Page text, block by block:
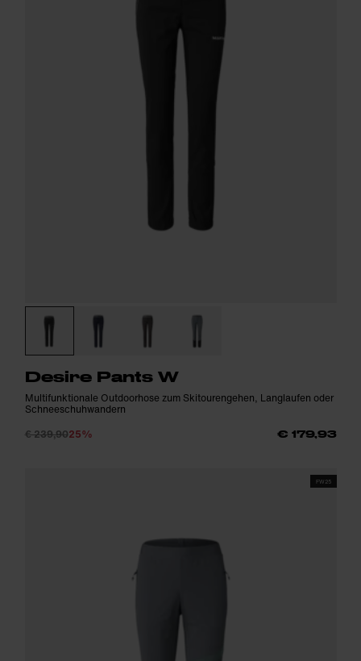
Desire Pants W
Multifunktionale Outdoorhose zum Skitourengehen, Langlaufen oder
Schneeschuhwandern
€ 239,9025% € 179,93
FW25